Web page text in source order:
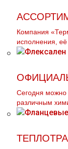
Компания
исполнения,
Сегодня можно
различным